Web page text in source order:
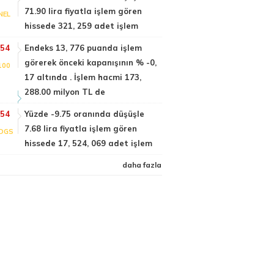
71.90 lira fiyatla işlem gören
hissede 321, 259 adet işlem
Endeks 13, 776 puanda işlem
görerek önceki kapanışının % -0,
17 altında . İşlem hacmi 173,
288.00 milyon TL de
Yüzde -9.75 oranında düşüşle
7.68 lira fiyatla işlem gören
hissede 17, 524, 069 adet işlem
daha fazla